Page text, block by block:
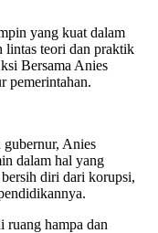
yang kuat dalam
lintas teori dan praktik
Bersama Anies
pemerintahan.
gubernur, Anies
dalam hal yang
diri dari korupsi,
ruang hampa dan